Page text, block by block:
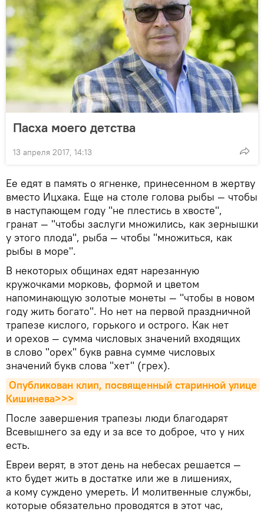
Пасха моего детства
13 апреля 2017, 14:13
Ее едят в память о ягненке, принесенном в жертву
вместо Ицхака. Еще на столе голова рыбы — чтобы
в наступающем году "не плестись в хвосте",
гранат — "чтобы заслуги множились, как зернышки
у этого плода", рыба — чтобы "множиться, как
рыбы в море".
В некоторых общинах едят нарезанную
кружочками морковь, формой и цветом
напоминающую золотые монеты — "чтобы в новом
году жить богато". Но нет на первой праздничной
трапезе кислого, горького и острого. Как нет
и орехов — сумма числовых значений входящих
в слово "орех" букв равна сумме числовых
значений букв слова "хет" (грех).
Опубликован клип, посвященный старинной улице
Кишиневa>>>
После завершения трапезы люди благодарят
Всевышнего за еду и за все то доброе, что у них
есть.
Евреи верят, в этот день на небесах решается —
кто будет жить в достатке или же в лишениях,
а кому суждено умереть. И молитвенные службы,
которые обязательно проводятся в этот час,